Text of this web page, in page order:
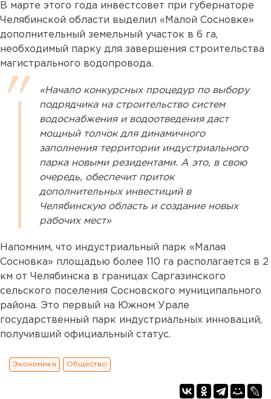
В марте этого года инвестсовет при губернаторе
Челябинской области выделил «Малой Сосновке»
дополнительный земельный участок в 6 га,
необходимый парку для завершения строительства
магистрального водопровода.
«Начало конкурсных процедур по выбору
подрядчика на строительство систем
водоснабжения и водоотведения даст
мощный толчок для динамичного
заполнения территории индустриального
парка новыми резидентами. А это, в свою
очередь, обеспечит приток
дополнительных инвестиций в
Челябинскую область и создание новых
рабочих мест»
Напомним, что индустриальный парк «Малая
Сосновка» площадью более 110 га располагается в 2
км от Челябинска в границах Саргазинского
сельского поселения Сосновского муниципального
района. Это первый на Южном Урале
государственный парк индустриальных инноваций,
получивший официальный статус.
Экономика Общество